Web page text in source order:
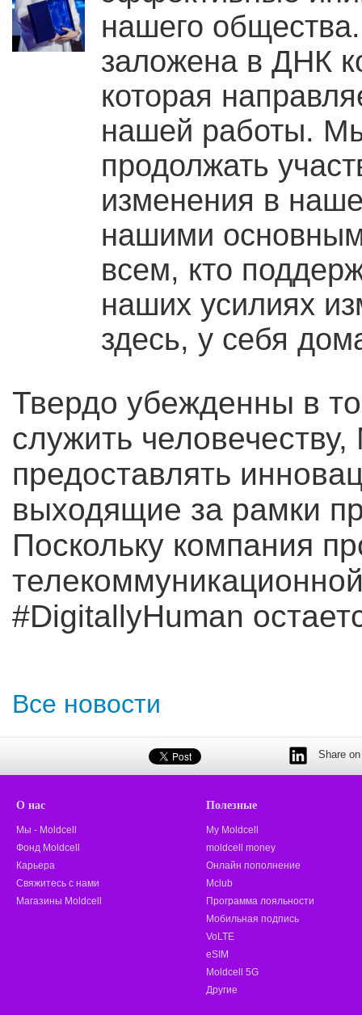
нашего
заложена в ДНК
которая
нашей работы.
продолжать
изменения в
нашими
всем, кто
наших усилиях
здесь, у себя
Твердо убежденны в
служить
предоставлять
выходящие за рамки
Поскольку компания
#DigitallyHuman
Все новости
Share
О нас
Мы - Moldcell
Фонд Moldcell
Карьера
Свяжитесь с нами
Магазины Moldcell
Полезные
My Moldcell
moldcell money
Онлайн пополнение
Mclub
Программа лояльности
Мобильная подпись
VoLTE
eSIM
Moldcell 5G
Другие